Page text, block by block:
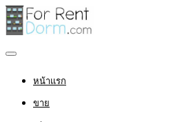
หน้าแรก
ขาย